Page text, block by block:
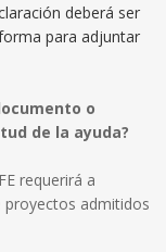
deberá ser
para adjuntar
o
de la ayuda?
requerirá a
proyectos admitidos